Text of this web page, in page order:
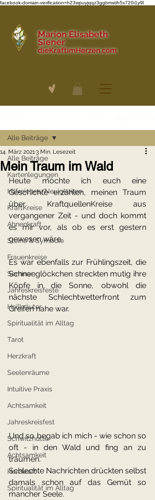
facebook-domain-verification=h23wpuyjqqz3ggbmstih5x720i1y9l
Marion Elisabeth
Siener
dieKraftimHerzen.com
Alle Beiträge
Kartenlegungen
Hilfreiches/Neuigkeiten
KraftKreise
Ahnenkraft
Steine & Symbole
Frauenkreise
Seminar
Jahreskreisfeste
Heilkräuter
Spiritualität im Alltag
Tarot
Herzkraft
Seelenräume
Intuitive Praxis
Achtsamkeit
Jahreskreisfest
Schwitzhütte
Achtsamkeit
Herzkraft
Spiritualität im Alltag
Alle Beiträge
Mein Traum im Wald
14. März 20213 Min. Lesezeit
Heute möchte ich euch eine
Geschichte erzählen, meinen Traum
über KraftquellenKreise aus
vergangener Zeit - und doch kommt
es mir vor, als ob es erst gestern
gewesen wäre.
Es war ebenfalls zur Frühlingszeit, die
Schneeglöckchen streckten mutig ihre
Köpfe in die Sonne, obwohl die
nächste Schlechtwetterfront zum
Greifen nahe war.
Und so begab ich mich - wie schon so
oft - in den Wald und fing an zu
träumen.
Schlechte Nachrichten drückten selbst
damals schon auf das Gemüt so
mancher Seele.